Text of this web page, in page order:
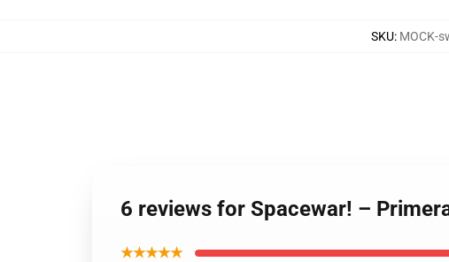
SKU: MOCK-
6 reviews for Spacewar! –
★★★★★